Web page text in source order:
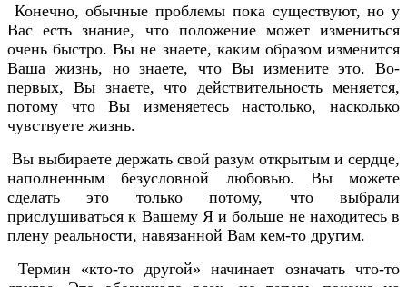
Конечно, обычные проблемы пока существуют, но у
Вас есть знание, что положение может измениться
очень быстро. Вы не знаете, каким образом изменится
Ваша жизнь, но знаете, что Вы измените это. Во-
первых, Вы знаете, что действительность меняется,
потому что Вы изменяетесь настолько, насколько
чувствуете жизнь.
Вы выбираете держать свой разум открытым и сердце,
наполненным безусловной любовью. Вы можете
сделать это только потому, что выбрали
прислушиваться к Вашему Я и больше не находитесь в
плену реальности, навязанной Вам кем-то другим.
Термин «кто-то другой» начинает означать что-то